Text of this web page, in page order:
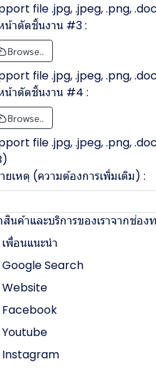
file .jpg, .jpeg, .png,
น้าตัดชิ้นงาน #3 :
Browse..
file .jpg, .jpeg, .png,
น้าตัดชิ้นงาน #4 :
Browse..
file .jpg, .jpeg, .png,
ยเหตุ (ความต้องการเพิ่มเติม) :
สินค้าและบริการของเราจากช่อง
เพื่อนแนะนำ
Google Search
Website
Facebook
Youtube
Instagram